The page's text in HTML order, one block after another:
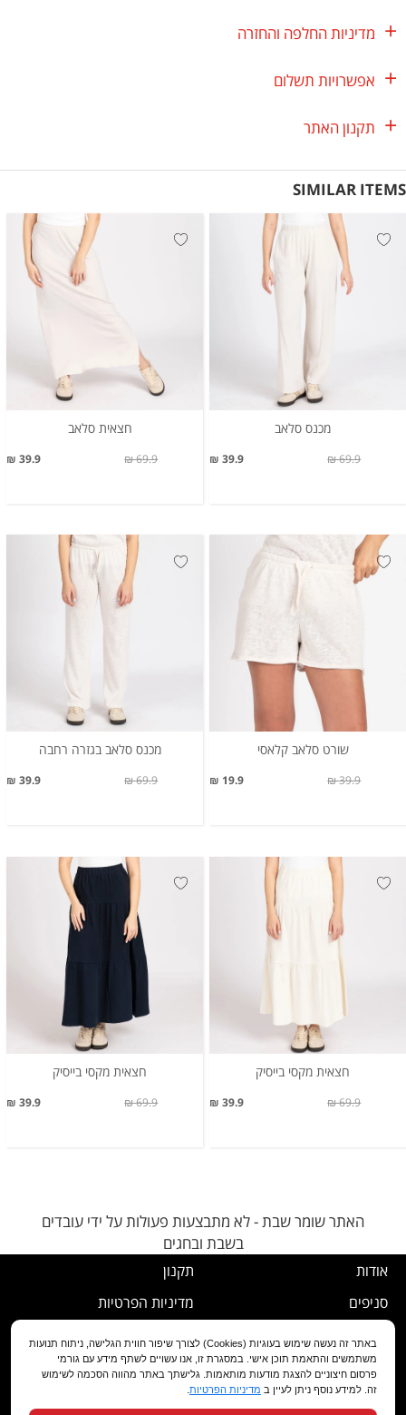
מדיניות החלפה והחזרה
אפשרויות תשלום
תקנון האתר
SIMILAR ITEMS
מכנס סלאב
39.9 ₪ 69.9 ₪
חצאית סלאב
39.9 ₪ 69.9 ₪
שורט סלאב קלאסי
19.9 ₪ 39.9 ₪
מכנס סלאב בגזרה רחבה
39.9 ₪ 69.9 ₪
חצאית מקסי בייסיק
39.9 ₪ 69.9 ₪
חצאית מקסי בייסיק
39.9 ₪ 69.9 ₪
האתר שומר שבת - לא מתבצעות פעולות על ידי עובדים
בשבת ובחגים
אודות
סניפים
שירות לקוחות
מועדון לקוחות
תקנון
מדיניות הפרטיות
נוהל ביטול עסקה
מדיניות החלפה/החזרה/ביטול
הצהרת נגישות
באתר זה נעשה שימוש בעוגיות (Cookies) לצורך שיפור חווית הגלישה, ניתוח תנועות
משתמשים והתאמת תוכן אישי. במסגרת זו, אנו עשויים לשתף מידע עם גורמי
פרסום חיצוניים להצגת מודעות מותאמות. גלישתך באתר מהווה הסכמה לשימוש
זה. למידע נוסף ניתן לעיין ב מדיניות הפרטיות